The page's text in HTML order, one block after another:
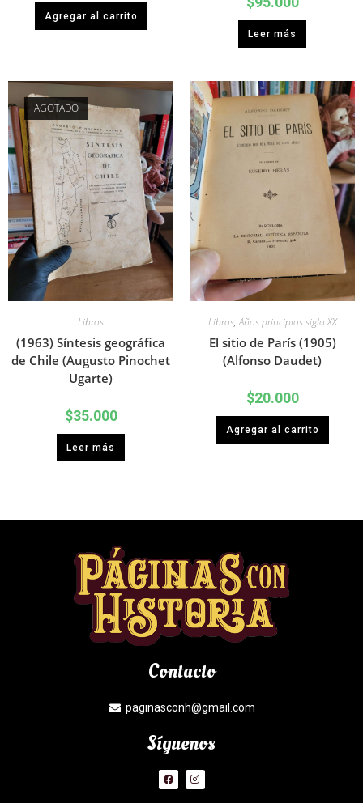
Agregar al carrito
Leer más
AGOTADO
Libros
(1963) Síntesis geográfica
de Chile (Augusto Pinochet
Ugarte)
$35.000
Leer más
Libros,Años principios siglo XX
El sitio de París (1905)
(Alfonso Daudet)
$20.000
Agregar al carrito
Contacto
paginasconh@gmail.com
Síguenos